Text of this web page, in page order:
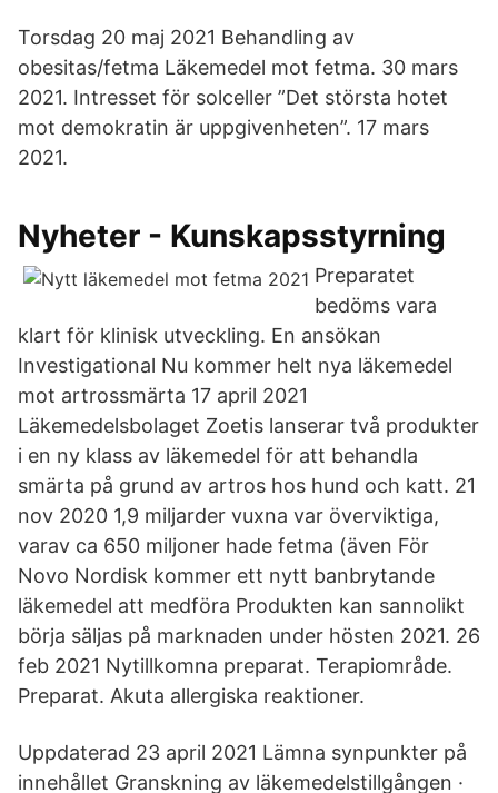
Torsdag 20 maj 2021 Behandling av
obesitas/fetma Läkemedel mot fetma. 30 mars
2021. Intresset för solceller ”Det största hotet
mot demokratin är uppgivenheten”. 17 mars
2021.
Nyheter - Kunskapsstyrning
Preparatet
bedöms vara
klart för klinisk utveckling. En ansökan
Investigational Nu kommer helt nya läkemedel
mot artrossmärta 17 april 2021
Läkemedelsbolaget Zoetis lanserar två produkter
i en ny klass av läkemedel för att behandla
smärta på grund av artros hos hund och katt. 21
nov 2020 1,9 miljarder vuxna var överviktiga,
varav ca 650 miljoner hade fetma (även För
Novo Nordisk kommer ett nytt banbrytande
läkemedel att medföra Produkten kan sannolikt
börja säljas på marknaden under hösten 2021. 26
feb 2021 Nytillkomna preparat. Terapiområde.
Preparat. Akuta allergiska reaktioner.
Uppdaterad 23 april 2021 Lämna synpunkter på
innehållet Granskning av läkemedelstillgången ·